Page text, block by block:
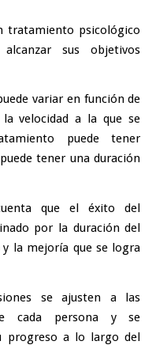
tratamiento psicológico
sus objetivos
variar en función de
velocidad a la que se
puede tener
tener una duración
que el éxito del
por la duración del
la mejoría que se logra
se ajusten a las
cada persona y se
progreso a lo largo del